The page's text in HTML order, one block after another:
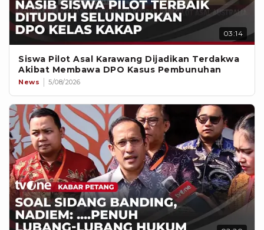
03:14
Siswa Pilot Asal Karawang Dijadikan Terdakwa
Akibat Membawa DPO Kasus Pembunuhan
News 5/08/2026